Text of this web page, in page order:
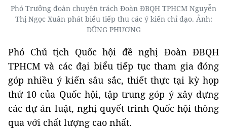
Phó Trưởng đoàn chuyên trách Đoàn ĐBQH TPHCM Nguyễn
Thị Ngọc Xuân phát biểu tiếp thu các ý kiến chỉ đạo. Ảnh:
DŨNG PHƯƠNG
Phó Chủ tịch Quốc hội đề nghị Đoàn ĐBQH
TPHCM và các đại biểu tiếp tục tham gia đóng
góp nhiều ý kiến sâu sắc, thiết thực tại kỳ họp
thứ 10 của Quốc hội, tập trung góp ý xây dựng
các dự án luật, nghị quyết trình Quốc hội thông
qua với chất lượng cao nhất.